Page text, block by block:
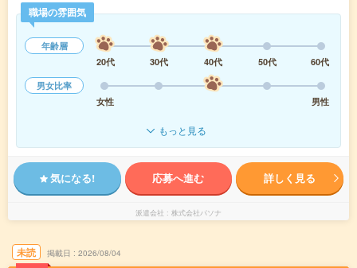
職場の雰囲気
年齢層
20代
30代 40代 50代
60代
男女比率
女性
男性
もっと見る
気になる! 応募へ進む 詳しく見る
派遣会社 株式会社パソナ
未読 掲載日 2026/08/04